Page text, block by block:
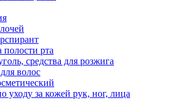
полости рта
средства для розжига
волос
уходу за кожей рук, ног, лица